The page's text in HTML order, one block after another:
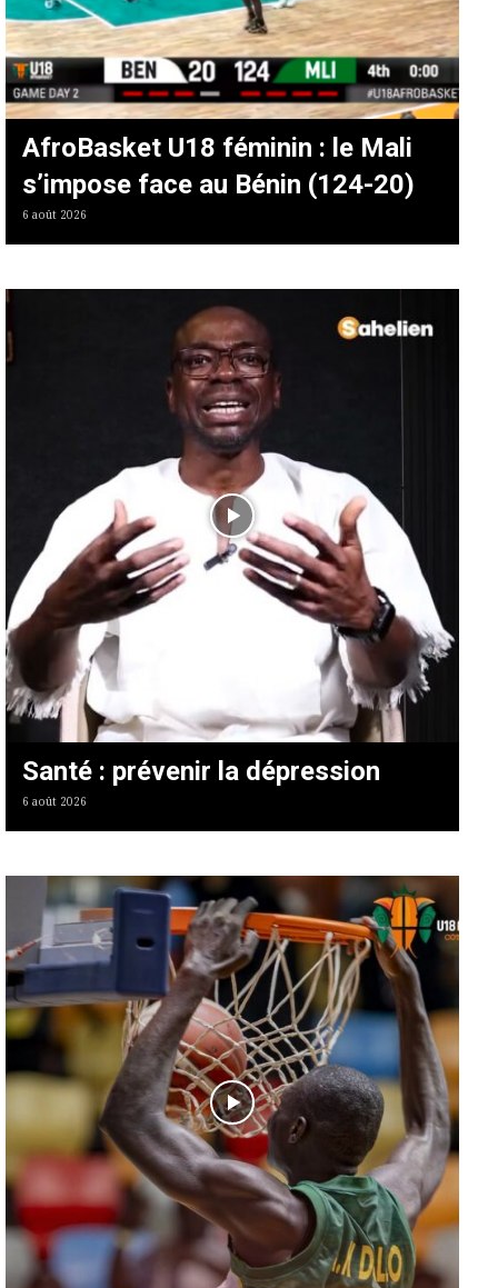
AfroBasket U18 féminin : le Mali
s’impose face au Bénin (124-20)
6 août 2026
Santé : prévenir la dépression
6 août 2026